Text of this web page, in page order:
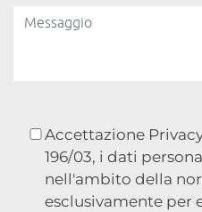
Accettazione
196/03, i dati
nell'ambito della
esclusivamente per